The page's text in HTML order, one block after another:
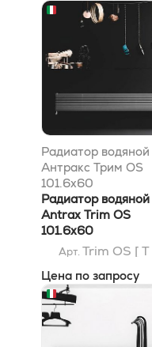
Радиатор водяной
Антракс Трим OS
101.6x60
Радиатор водяной
Antrax Trim OS
101.6x60
Арт. Trim OS [
Цена по запросу